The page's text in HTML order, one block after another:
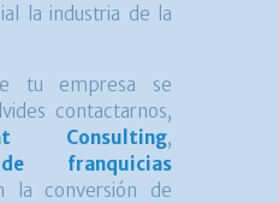
la industria de la
tu empresa se
contactarnos,
Consulting,
franquicias
la conversión de